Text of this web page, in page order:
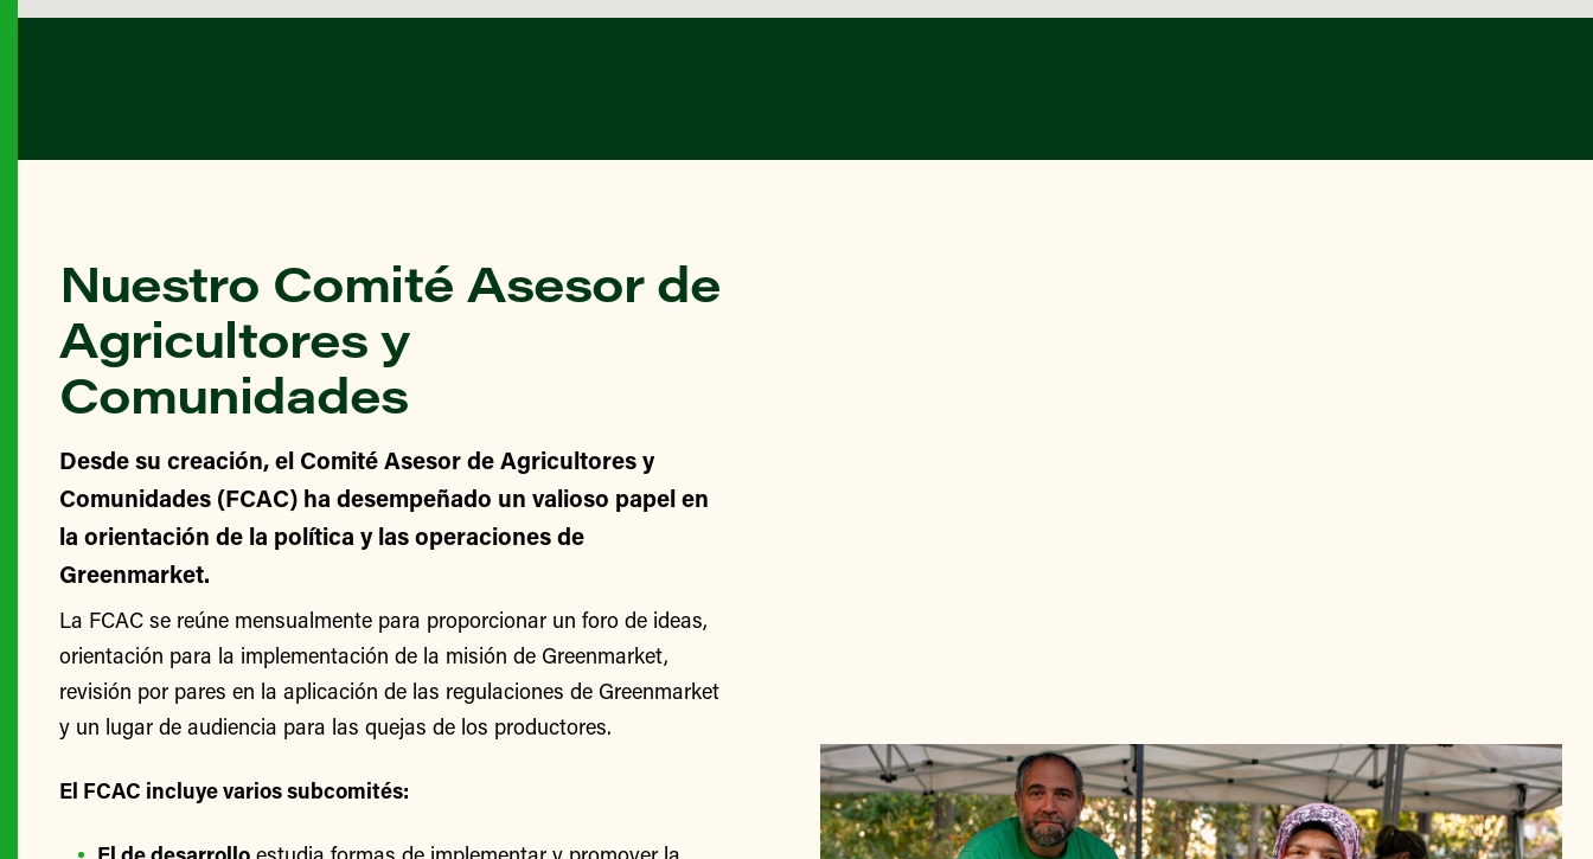
Nuestro Comité Asesor de
Agricultores y
Comunidades
Desde su creación, el Comité Asesor de Agricultores y
Comunidades (FCAC) ha desempeñado un valioso papel en
la orientación de la política y las operaciones de
Greenmarket.
La FCAC se reúne mensualmente para proporcionar un foro de ideas,
orientación para la implementación de la misión de Greenmarket,
revisión por pares en la aplicación de las regulaciones de Greenmarket
y un lugar de audiencia para las quejas de los productores.
El FCAC incluye varios subcomités: